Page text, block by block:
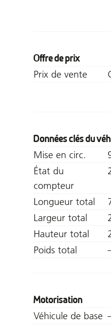
Offre de prix
Prix de vente
Données clés du
Mise en circ.
État du
compteur
Longueur total
Largeur total
Hauteur total
Poids total
Motorisation
Véhicule de base